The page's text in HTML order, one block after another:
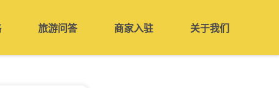
旅游问答 商家入驻 关于我们